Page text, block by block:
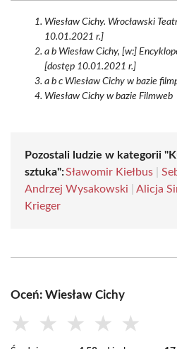
Wiesław Cichy. Wrocławski
10.01.2021 r.]
a b Wiesław Cichy, [w:]
[dostęp 10.01.2021 r.]
a b c Wiesław Cichy w bazie
Wiesław Cichy w bazie Filmweb
Pozostali ludzie w kategorii
sztuka":Sławomir Kiełbus
Andrzej Wysakowski
Alicja
Krieger
Oceń: Wiesław Cichy
★ ★ ★ ★ ★